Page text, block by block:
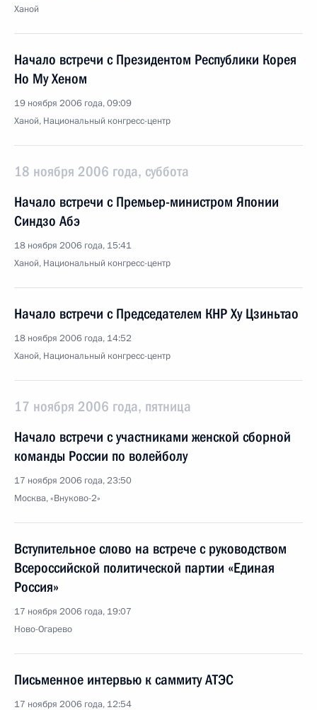
Ханой
Начало встречи с Президентом Республики Корея
Но Му Хеном
19 ноября 2006 года, 09:09
Ханой, Национальный конгресс-центр
18 ноября 2006 года, суббота
Начало встречи с Премьер-министром Японии
Синдзо Абэ
18 ноября 2006 года, 15:41
Ханой, Национальный конгресс-центр
Начало встречи с Председателем КНР Ху Цзиньтао
18 ноября 2006 года, 14:52
Ханой, Национальный конгресс-центр
17 ноября 2006 года, пятница
Начало встречи с участниками женской сборной
команды России по волейболу
17 ноября 2006 года, 23:50
Москва, «Внуково-2»
Вступительное слово на встрече с руководством
Всероссийской политической партии «Единая
Россия»
17 ноября 2006 года, 19:07
Ново-Огарево
Письменное интервью к саммиту АТЭС
17 ноября 2006 года, 12:54